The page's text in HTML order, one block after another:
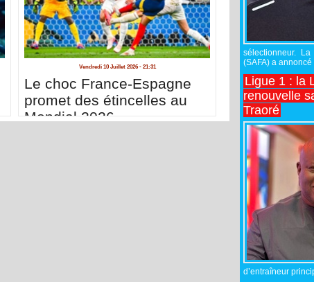
Vendredi 10 Juillet 2026 - 21:31
Le choc France-Espagne
promet des étincelles au
Mondial 2026
sélectionneur.
(SAFA) a annoncé
Ligue 1 : la
renouvelle
Traoré
d’entraîneur